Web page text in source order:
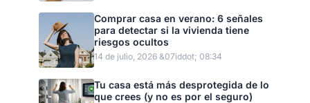
Comprar casa en verano: 6 señales
para detectar si la vivienda tiene
riesgos ocultos
14 de julio, 2026 &07iddot; 08:34
Tu casa está más desprotegida de lo
que crees (y no es por el seguro)